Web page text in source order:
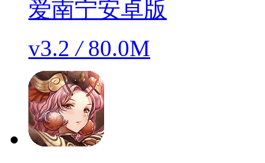
爱南宁安卓版
v3.2/80.0M